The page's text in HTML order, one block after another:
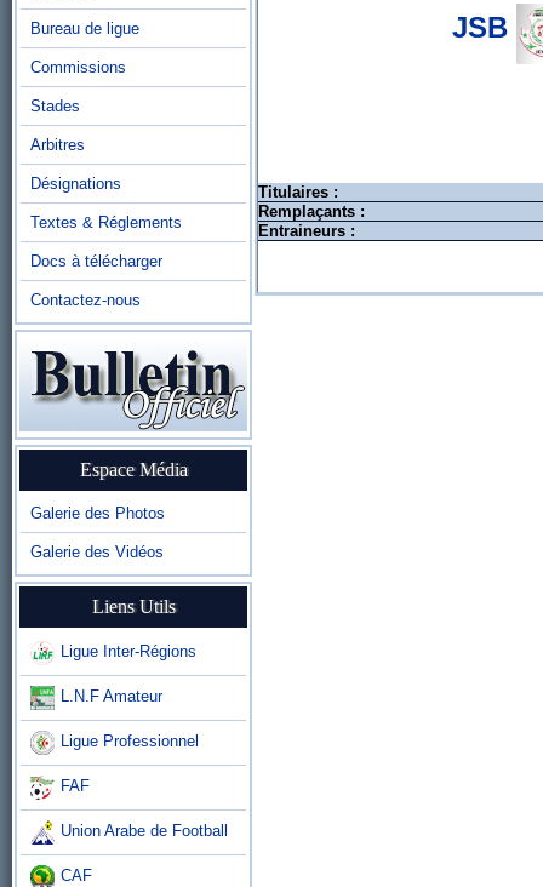
Bureau de ligue
Commissions
Stades
Arbitres
Désignations
Textes & Réglements
Docs à télécharger
Contactez-nous
Espace Média
Galerie des Photos
Galerie des Vidéos
Liens Utils
Ligue Inter-Régions
L.N.F Amateur
Ligue Professionnel
FAF
Union Arabe de Football
CAF
JSB
Titulaires :
Remplaçants :
Entraineurs :